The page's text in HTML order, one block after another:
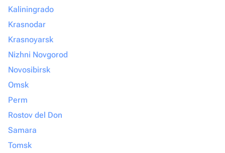
Kaliningrado
Krasnodar
Krasnoyarsk
Nizhni Novgorod
Novosibirsk
Omsk
Perm
Rostov del Don
Samara
Tomsk